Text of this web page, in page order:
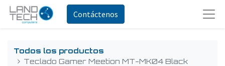
Contáctenos
Todos los productos
Teclado Gamer Meetion MT-MK04 Black